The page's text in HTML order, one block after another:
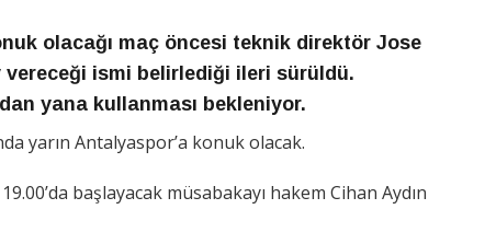
olacağı maç öncesi teknik direktör Jose
ismi belirlediği ileri sürüldü.
yana kullanması bekleniyor.
yarın Antalyaspor’a konuk olacak.
başlayacak müsabakayı hakem Cihan Aydın